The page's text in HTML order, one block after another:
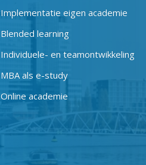
Implementatie eigen academie
Blended learning
Individuele- en teamontwikkeling
MBA als e-study
Online academie